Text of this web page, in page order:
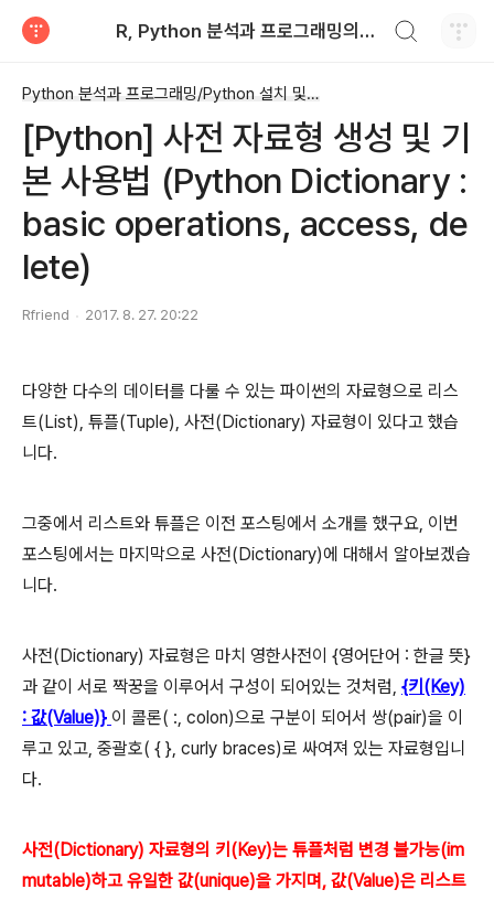
R, Python 분석과 프로그래밍의 친구 (by R Friend)
Python 분석과 프로그래밍/Python 설치 및 기본 사용법
[Python] 사전 자료형 생성 및 기
본 사용법 (Python Dictionary :
basic operations, access, de
lete)
Rfriend 2017. 8. 27. 20:22
다양한 다수의 데이터를 다룰 수 있는 파이썬의 자료형으로 리스
트(List), 튜플(Tuple), 사전(Dictionary) 자료형이 있다고 했습
니다.
그중에서 리스트와 튜플은 이전 포스팅에서 소개를 했구요, 이번
포스팅에서는 마지막으로 사전(Dictionary)에 대해서 알아보겠습
니다.
사전(Dictionary) 자료형은 마치 영한사전이 {영어단어 : 한글 뜻}
과 같이 서로 짝꿍을 이루어서 구성이 되어있는 것처럼, {키(Key)
: 값(Value)} 이 콜론( :, colon)으로 구분이 되어서 쌍(pair)을 이
루고 있고, 중괄호( { }, curly braces)로 싸여져 있는 자료형입니
다.
사전(Dictionary) 자료형의 키(Key)는 튜플처럼 변경 불가능(im
mutable)하고 유일한 값(unique)을 가지며, 값(Value)은 리스트